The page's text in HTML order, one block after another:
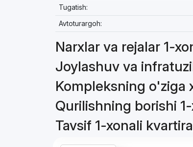
Tugatish:
Avtoturargoh:
Narxlar va rejalar 1-
Joylashuv va
Kompleksning o'ziga
Qurilishning borishi
Tavsif 1-xonali